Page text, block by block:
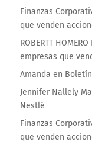
Finanzas
que venden
ROBERTT
empresas que
Amanda en
Jennifer Nallely
Nestlé
Finanzas
que venden